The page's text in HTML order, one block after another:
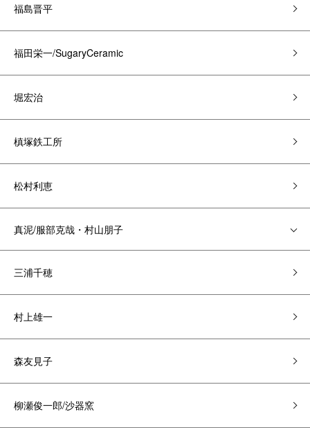
福島晋平
福田栄一/SugaryCeramic
堀宏治
槙塚鉄工所
松村利恵
真泥/服部克哉・村山朋子
三浦千穂
村上雄一
森友見子
柳瀬俊一郎/沙器窯